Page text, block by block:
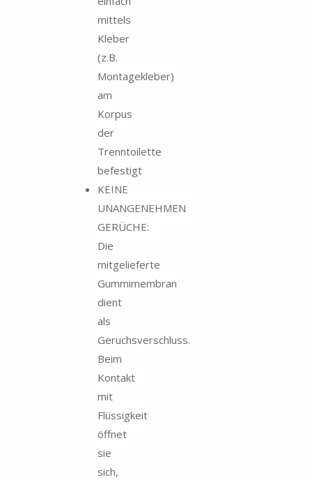
mittels
Kleber
(z.B.
Montagekleber)
am
Korpus
der
Trenntoilette
befestigt
KEINE
UNANGENEHMEN
GERÜCHE:
Die
mitgelieferte
Gummimembran
dient
als
Geruchsverschluss.
Beim
Kontakt
mit
Flüssigkeit
öffnet
sie
sich,